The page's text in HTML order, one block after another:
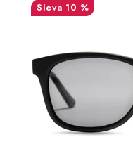
10 %